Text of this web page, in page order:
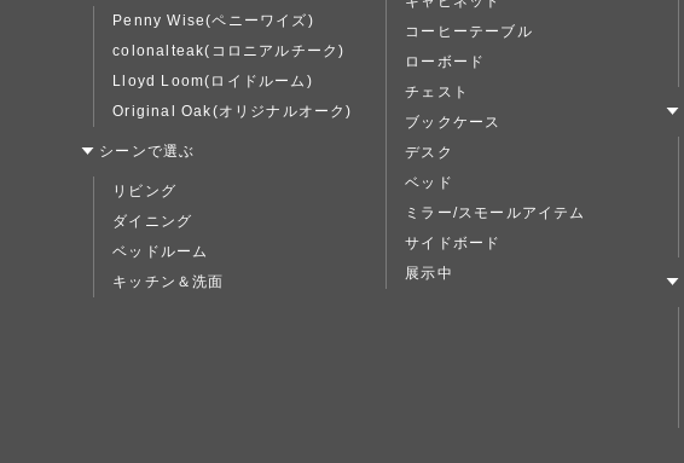
Penny Wise(ペニーワイズ)
colonalteak(コロニアルチーク)
Lloyd Loom(ロイドルーム)
Original Oak(オリジナルオーク)
シーンで選ぶ
リビング
ダイニング
ベッドルーム
キッチン＆洗面
コーヒーテーブル
ローボード
チェスト
ブックケース
デスク
ベッド
ミラー/スモールアイテム
サイドボード
展示中